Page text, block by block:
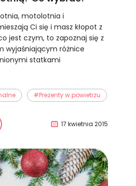
motolotnia i
Ci się i masz kłopot z
jest czym, to zapoznaj się z
wyjaśniającym różnice
statkami
#Prezenty w powietrzu
17 kwietnia 2015